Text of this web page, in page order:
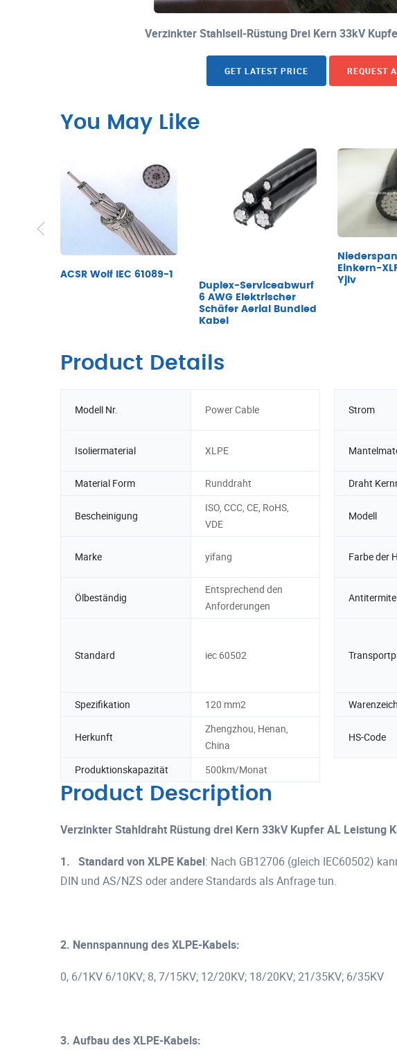
Verzinkter Stahlseil-Rüstung Drei Kern 33kV
GET LATEST PRICE REQUEST
You May Like
ACSR Wolf IEC 61089-1
Duplex-Serviceabwurf
6 AWG Elektrischer
Schäfer Aerial Bundled
Kabel
Einkern-
Yjlv
Product Details
Modell Nr. Power Cable Strom
Isoliermaterial XLPE
Material Form
Runddraht Draht
Bescheinigung
ISO, CCC, CE, RoHS,
VDE
Modell
Marke yifang Farbe der
Ölbeständig
Entsprechend den
Anforderungen
Antitermite
Standard iec 60502
Spezifikation
120 mm2
Herkunft
Zhengzhou, Henan,
China
HS-Code
Produktionskapazität 500km/Monat
Product Description
Verzinkter Stahldraht Rüstung drei Kern 33kV Kupfer AL Leistung
1. Standard von XLPE Kabel: Nach GB12706 (gleich IEC60502)
DIN und AS/NZS oder andere Standards als Anfrage tun.
2. Nennspannung des XLPE-Kabels:
0, 6/1KV 6/10KV; 8, 7/15KV; 12/20KV; 18/20KV; 21/35KV; 6/35KV
3. Aufbau des XLPE-Kabels: